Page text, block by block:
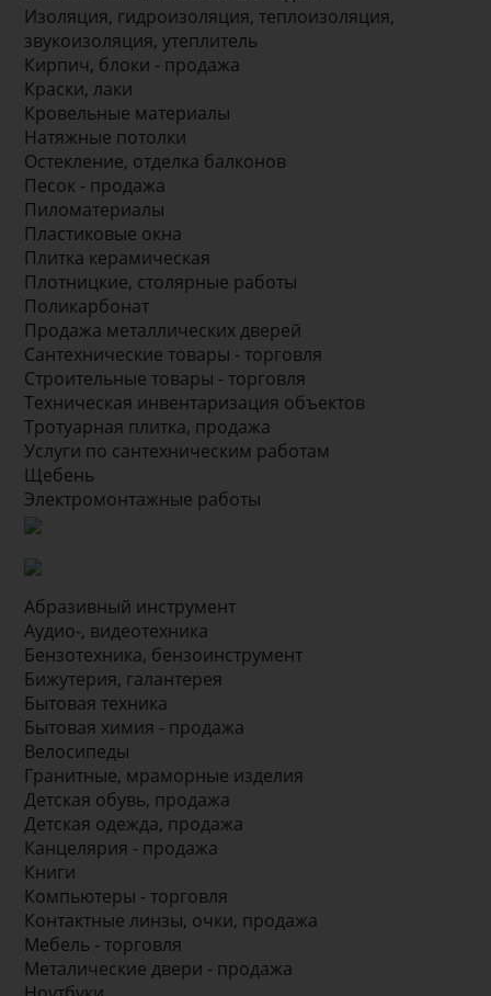
Изоляция, гидроизоляция, теплоизоляция,
звукоизоляция, утеплитель
Кирпич, блоки - продажа
Краски, лаки
Кровельные материалы
Натяжные потолки
Остекление, отделка балконов
Песок - продажа
Пиломатериалы
Пластиковые окна
Плитка керамическая
Плотницкие, столярные работы
Поликарбонат
Продажа металлических дверей
Сантехнические товары - торговля
Строительные товары - торговля
Техническая инвентаризация объектов
Тротуарная плитка, продажа
Услуги по сантехническим работам
Щебень
Электромонтажные работы
Абразивный инструмент
Аудио-, видеотехника
Бензотехника, бензоинструмент
Бижутерия, галантерея
Бытовая техника
Бытовая химия - продажа
Велосипеды
Гранитные, мраморные изделия
Детская обувь, продажа
Детская одежда, продажа
Канцелярия - продажа
Книги
Компьютеры - торговля
Контактные линзы, очки, продажа
Мебель - торговля
Металические двери - продажа